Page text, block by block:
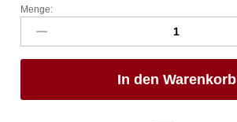
spa
Kneipp'sche
Garnitur
1/2"
20mm
Menge:
In den Warenkorb